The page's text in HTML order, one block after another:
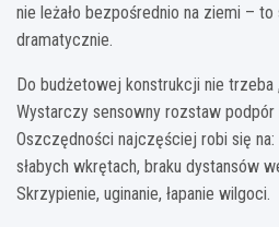
nie leżało bezpośrednio na ziemi –
dramatycznie.
Do budżetowej konstrukcji nie trzeba
Wystarczy sensowny rozstaw podpór
Oszczędności najczęściej robi się
słabych wkrętach, braku dystansów
Skrzypienie, uginanie, łapanie wilgoci.